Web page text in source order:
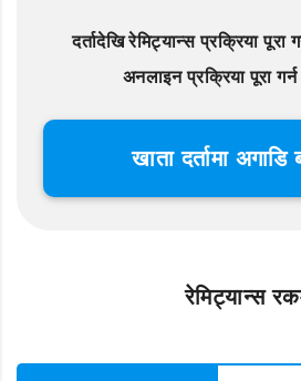
दर्तादेखि रेमिट्यान्स प्रक्रिया पूरा
अनलाइन प्रक्रिया पूरा
खाता दर्तामा
रेमिट्यान्स